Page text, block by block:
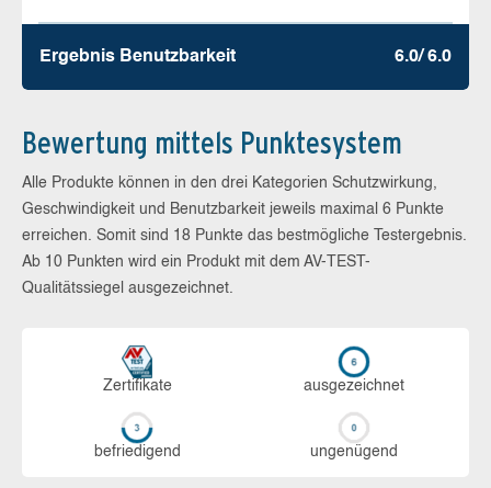
Ergebnis Benutz­barkeit 6.0/ 6.0
Bewertung mittels Punktesystem
Alle Produkte können in den drei Kategorien Schutzwirkung,
Geschwindigkeit und Benutzbarkeit jeweils maximal 6 Punkte
erreichen. Somit sind 18 Punkte das bestmögliche Testergebnis.
Ab 10 Punkten wird ein Produkt mit dem AV-TEST-
Qualitätssiegel ausgezeichnet.
Zerti­fikate aus­ge­zeich­net
be­frie­di­gend un­ge­nü­gend